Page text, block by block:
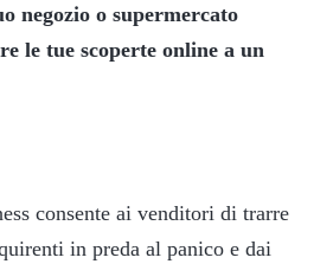
negozio o supermercato
le tue scoperte online a un
consente ai venditori di trarre
in preda al panico e dai